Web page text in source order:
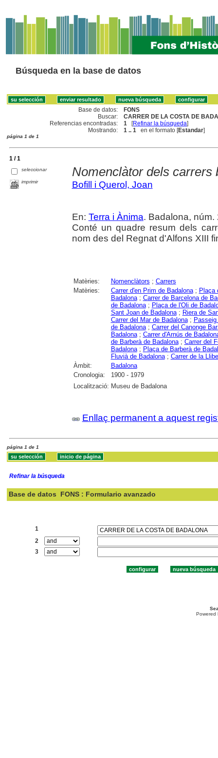
Búsqueda en la base de datos
Base de datos:
FONS
Buscar:
CARRER DE LA COSTA DE
Referencias encontradas:
1 [Refinar la búsqueda]
Mostrando:
1 .. 1 en el formato [Estandar]
página 1 de 1
1 / 1
seleccionar
imprimir
Nomenclàtor dels carrers
Bofill i Querol, Joan
En: Terra i Ànima. Badalona,
Conté un quadre resum dels
nom des del Regnat d'Alfons XIII
Matèries: Nomenclàtors ; Carrers
Matèries:
Carrer d'en Prim de Badalona; Plaça
Badalona; Carrer de Barcelona de
de Badalona; Plaça de l'Oli de
Sant Joan de Badalona; Riera de
Carrer del Mar de Badalona;
de Badalona; Carrer del Canonge
Badalona; Carrer d'Arnús de
de Barberà de Badalona; Carrer del
Badalona; Plaça de Barberà de
Fluvià de Badalona; Carrer de la
Àmbit:
Badalona
Cronologia:
1900 - 1979
Localització: Museu de Badalona
Enllaç permanent a aquest
página 1 de 1
Refinar la búsqueda
Base de datos FONS : Formulario avanzado
1
2
3